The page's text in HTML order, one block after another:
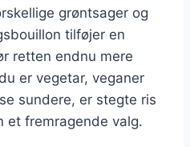
grøntsager og
tilføjer en
retten endnu mere
er vegetar, veganer
sundere, er stegte ris
et fremragende valg.